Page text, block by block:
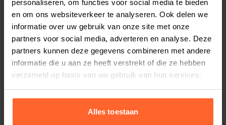
personaliseren, om functies voor social media te bieden
en om ons websiteverkeer te analyseren. Ook delen we
informatie over uw gebruik van onze site met onze
partners voor social media, adverteren en analyse. Deze
partners kunnen deze gegevens combineren met andere
informatie die u aan ze heeft verstrekt of die ze hebben
verzameld op basis van uw gebruik van hun services.
Alles toestaan
verkrijgen. Dit soepele en zachte kussen heeft
geen specifieke onder- of bovenkant. Beide
kanten zijn dus te gebruiken.
Afmeting:de totale afmeting van de buitenhoes
is ± 100 x 70 cm en is afgewerkt met een kleine
flap. Door deze gangbare afmeting is dit
hondenkussen geschikt voor vele hondenrassen.
de buitenhoes is aan de lange kant
2 weken
4 weken
6 weken
Elke
8 weken
Elke
10 weken
Elke
12 weken